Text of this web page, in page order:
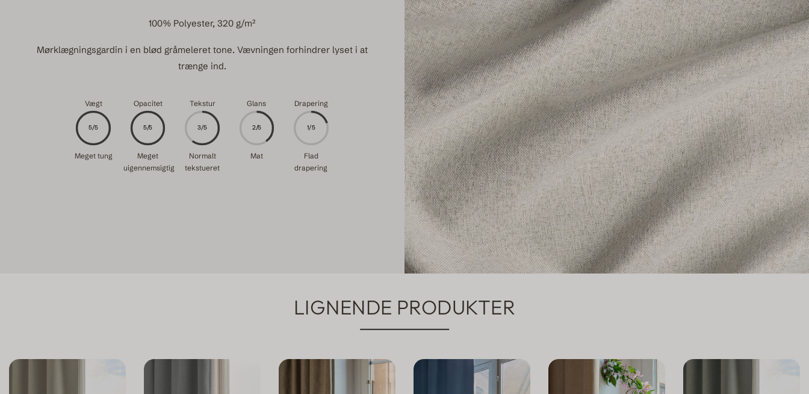
100% Polyester, 320 g/m²
Mørklægningsgardin i en blød gråmeleret tone. Vævningen forhindrer lyset i at
trænge ind.
Vægt
5/5
Meget tung
Opacitet
5/5
Meget
uigennemsigtig
Tekstur
3/5
Normalt
tekstueret
Glans
2/5
Mat
Drapering
1/5
Flad
drapering
LIGNENDE PRODUKTER